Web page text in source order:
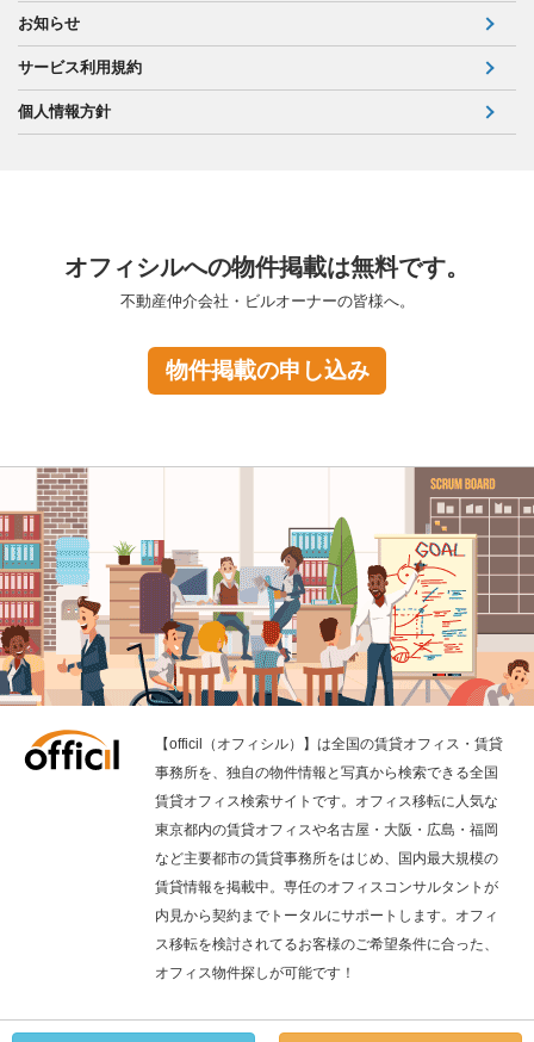
お知らせ
サービス利用規約
個人情報方針
オフィシルへの物件掲載は無料です。
不動産仲介会社・ビルオーナーの皆様へ。
物件掲載の申し込み
【officil（オフィシル）】は全国の賃貸オフィス・賃貸
事務所を、独自の物件情報と写真から検索できる全国
賃貸オフィス検索サイトです。オフィス移転に人気な
東京都内の賃貸オフィスや名古屋・大阪・広島・福岡
など主要都市の賃貸事務所をはじめ、国内最大規模の
賃貸情報を掲載中。専任のオフィスコンサルタントが
内見から契約までトータルにサポートします。オフィ
ス移転を検討されてるお客様のご希望条件に合った、
オフィス物件探しが可能です！